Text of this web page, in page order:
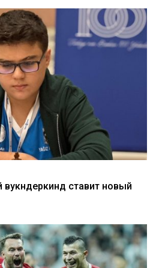
ставит новый